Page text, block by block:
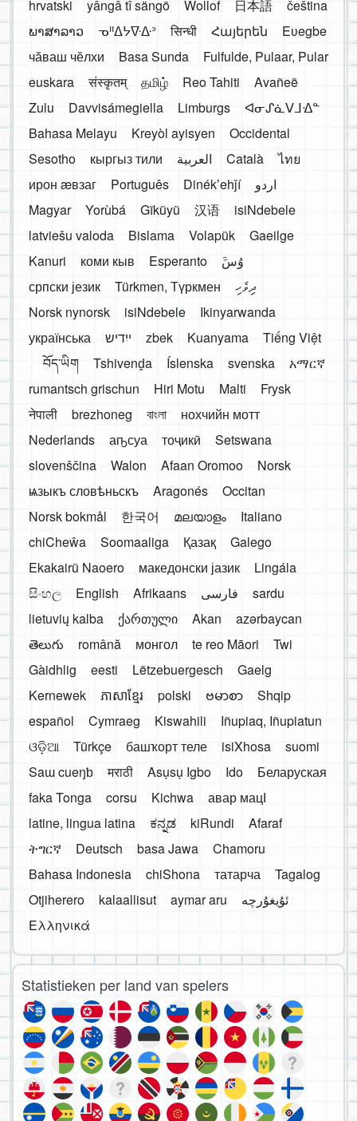
hrvatski yângâ tî sängö Wollof 日本語
čeština
ພາສາລາວ
ᓀᐦᐃᔭᐍᐏᐣ सिन्धी Հայերեն
Eʋegbe
чӑваш чӗлхи
Basa Sunda
Fulfulde, Pulaar, Pular
euskara
संस्कृतम् தமிழ் Reo Tahiti
Avañeẽ
Zulu
Davvisámegiella Limburgs
ᐊᓂᔑᓈᐯᒧᐎᓐ
Bahasa Melayu
Kreyòl ayisyen
Occidental
Sesotho
кыргыз тили العربية Català
ไทย
ирон æвзаг
Português Dinékʼehǰí
اردو
Magyar
Yorùbá Gĩkũyũ 汉语
isiNdebele
latviešu valoda
Bislama Volapük
Gaeilge
Kanuri
коми кыв Esperanto
َوُسَ
српски језик
Türkmen, Түркмен
ދިވެހި
Norsk nynorsk
isiNdebele
Ikinyarwanda
українська
ייִדיש zbek Kuanyama
Tiếng Việt
བོད་ཡིག
Tshivenḓa Íslenska svenska
አማርኛ
rumantsch grischun
Hiri Motu Malti
Frysk
नेपाली
brezhoneg বাংলা
нохчийн мотт
Nederlands
аҧсуа тоҷикӣ
Setswana
slovenščina
Walon Afaan Oromoo
Norsk
ѩзыкъ словѣньскъ
Aragonés
Occitan
Norsk bokmål
한국어 മലയാളം
Italiano
chiCheŵa
Soomaaliga Қазақ
Galego
Ekakairũ Naoero
македонски јазик
Lingála
සිංහල
English Afrikaans فارسی
sardu
lietuvių kalba
ქართული Akan
azərbaycan
తెలుగు
română монгол te reo Māori
Twi
Gàidhlig
eesti Lëtzebuergesch
Gaelg
Kernewek
ភាសាខ្មែរ polski ဗမာစာ
Shqip
español
Cymraeg Kiswahili
Iñupiaq, Iñupiatun
ଓଡ଼ିଆ
Türkçe башҡорт теле isiXhosa
suomi
Saɯ cueŋƅ
मराठी Asụsụ Igbo Ido
Беларуская
faka Tonga
corsu Kichwa
авар мацӀ
latine, lingua latina
ಕನ್ನಡ kiRundi
Afaraf
ትግርኛ
Deutsch basa Jawa
Chamoru
Bahasa Indonesia
chiShona татарча
Tagalog
Otjiherero
kalaallisut aymar aru
Ελληνικά
Statistieken per land van spelers